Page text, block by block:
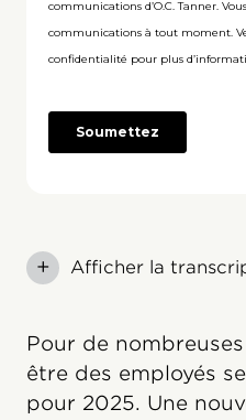
+ Afficher la
Pour de
être des employés
pour 2025. Une